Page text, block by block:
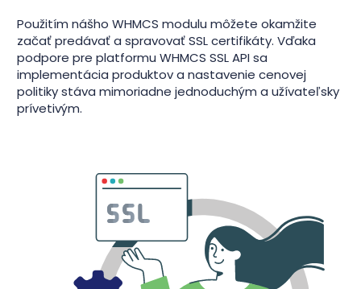
Použitím nášho WHMCS modulu môžete okamžite
začať predávať a spravovať SSL certifikáty. Vďaka
podpore pre platformu WHMCS SSL API sa
implementácia produktov a nastavenie cenovej
politiky stáva mimoriadne jednoduchým a užívateľsky
prívetivým.